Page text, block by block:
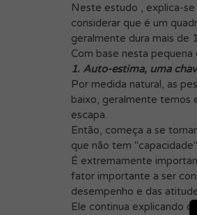
Neste estudo , explica-
considerar que é um
geralmente dura mais de
Com base nesta
1. Auto-estima, uma
Por medida natural, as
baixo, geralmente temos
escapa.
Então, começa a se
que não tem
É extremamente
fator importante a ser
desempenho e das
Ele continua explicando